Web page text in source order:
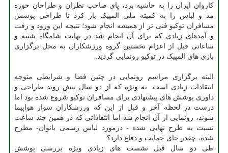
کاروان ایران را به حاشیه برد، پای صاحب نظران و طراحان حوزه
مد و لباس را به کمیته ملی المپیک باز کرد تا طراحی پوشش
مسافران توکیو فنی تر از همیشه انجام شود؛ نتیجه این ورود و رفت
و آمدهای زیادی که برای آن انجام شد در نهایت شامگاه شنبه و
ساعاتی قبل از اعزام نخستین گروه ورزشکاران به محل برگزاری
بازی های المپیک در توکیو رونمایی گردید.
البته برگزاری مراسم رونمایی در چنین فضا و شرایطی متوجه
انتقادات زیادی است. به ویژه که از دو سال پیش روند طراحی و
داوری پوشش های پیشنهادی برای مسافران توکیو شروع شده بود اما
درست در لحظه آخر و قبل از این که ورزشکاران سوار هواپیما
شوند، رونمایی از آن انجام شد اما انتقاداتی که در همین چند ساعت
نسبت به طرح نهایی شده - درمورد لباس رسمی بانوان- مطرح
شده، چقدر جای حمایت و دفاع دارد؟
طی دو سال قبل نشست های زیادی ویژه بررسی پوشش